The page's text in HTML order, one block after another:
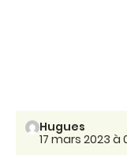
Hugues
17 mars 2023 à